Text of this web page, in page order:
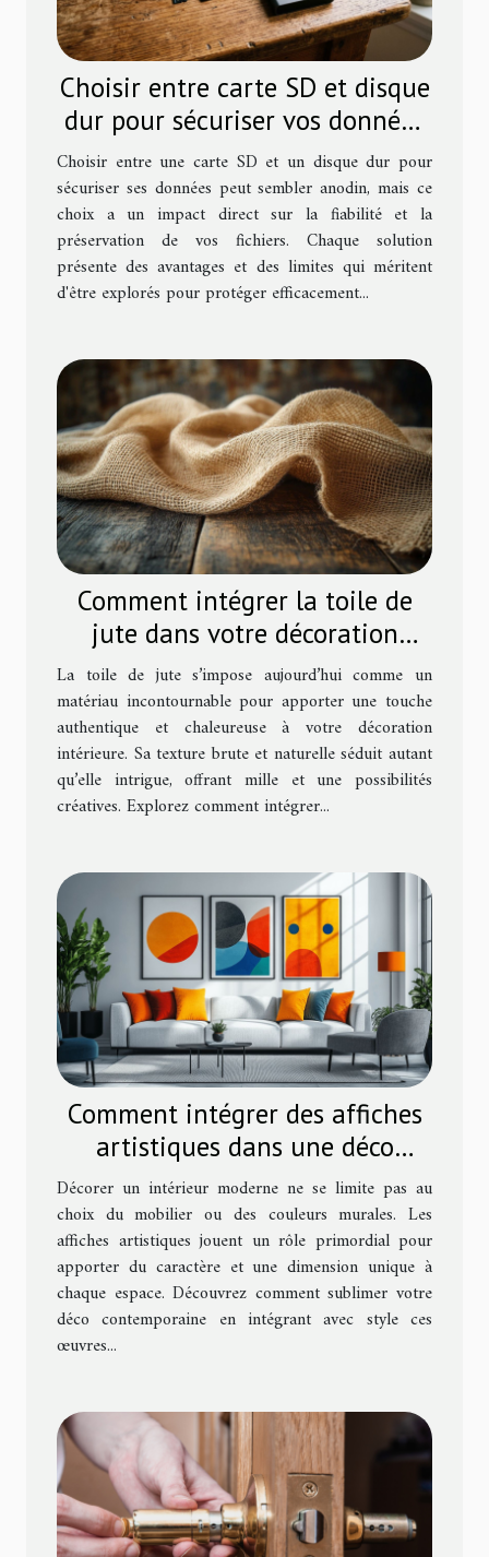
Choisir entre carte SD et disque
dur pour sécuriser vos données
?
Choisir entre une carte SD et un disque dur pour
sécuriser ses données peut sembler anodin, mais ce
choix a un impact direct sur la fiabilité et la
préservation de vos fichiers. Chaque solution
présente des avantages et des limites qui méritent
d'être explorés pour protéger efficacement...
Comment intégrer la toile de
jute dans votre décoration
intérieure ?
La toile de jute s’impose aujourd’hui comme un
matériau incontournable pour apporter une touche
authentique et chaleureuse à votre décoration
intérieure. Sa texture brute et naturelle séduit autant
qu’elle intrigue, offrant mille et une possibilités
créatives. Explorez comment intégrer...
Comment intégrer des affiches
artistiques dans une déco
moderne ?
Décorer un intérieur moderne ne se limite pas au
choix du mobilier ou des couleurs murales. Les
affiches artistiques jouent un rôle primordial pour
apporter du caractère et une dimension unique à
chaque espace. Découvrez comment sublimer votre
déco contemporaine en intégrant avec style ces
œuvres...